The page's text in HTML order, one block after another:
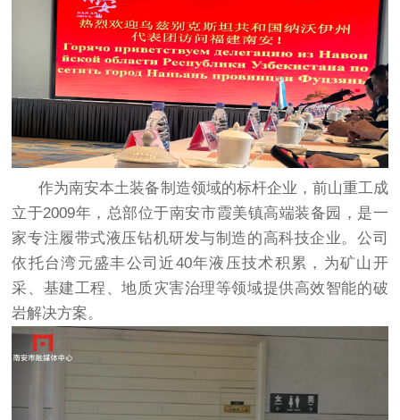
作为南安本土装备制造领域的标杆企业，前山重工成
立于2009年，总部位于南安市霞美镇高端装备园，是一
家专注履带式液压钻机研发与制造的高科技企业。公司
依托台湾元盛丰公司近40年液压技术积累，为矿山开
采、基建工程、地质灾害治理等领域提供高效智能的破
岩解决方案。